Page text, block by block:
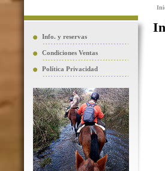
Info. y reservas
Condiciones Ventas
Política Privacidad